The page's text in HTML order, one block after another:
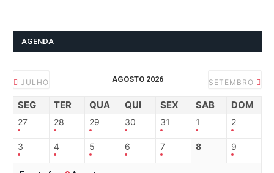
AGENDA
JULHO AGOSTO 2026 SETEMBRO
SEG TER QUA QUI SEX SAB DOM
27 28 29 30 31 1 2
3 4 5 6 7 8 9